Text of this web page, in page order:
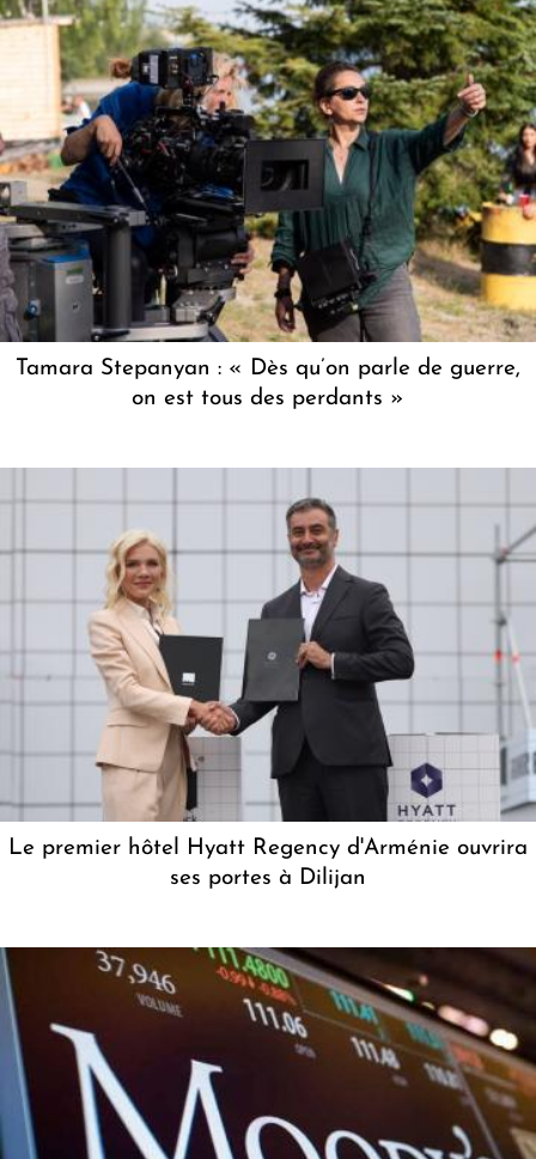
Tamara Stepanyan : « Dès qu’on parle de guerre,
on est tous des perdants »
Le premier hôtel Hyatt Regency d'Arménie ouvrira
ses portes à Dilijan